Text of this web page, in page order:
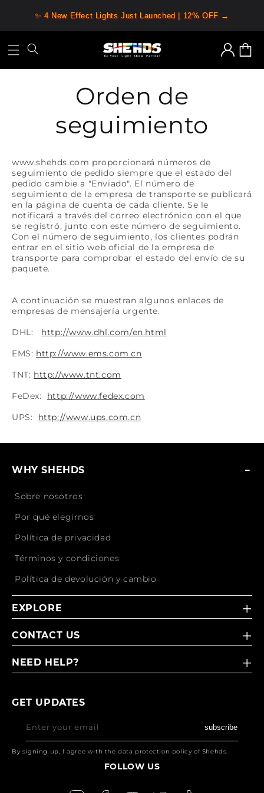
✨ 4 New Effect Lights Just Launched | 12% OFF →
directamente
al contenido
Iniciar
sesión
Orden de
seguimiento
www.shehds.com proporcionará números de
seguimiento de pedido siempre que el estado del
pedido cambie a "Enviado". El número de
seguimiento de la empresa de transporte se publicará
en la página de cuenta de cada cliente. Se le
notificará a través del correo electrónico con el que
se registró, junto con este número de seguimiento.
Con el número de seguimiento, los clientes podrán
entrar en el sitio web oficial de la empresa de
transporte para comprobar el estado del envío de su
paquete.
A continuación se muestran algunos enlaces de
empresas de mensajería urgente.
DHL: http://www.dhl.com/en.html
EMS: http://www.ems.com.cn
TNT: http://www.tnt.com
FeDex: http://www.fedex.com
UPS: http://www.ups.com.cn
WHY SHEHDS
Sobre nosotros
Por qué elegirnos
Política de privacidad
Términos y condiciones
Política de devolución y cambio
EXPLORE
CONTACT US
NEED HELP?
GET UPDATES
Enter your email subscribe
By signing up, I agree with the data protection policy of Shehds.
FOLLOW US